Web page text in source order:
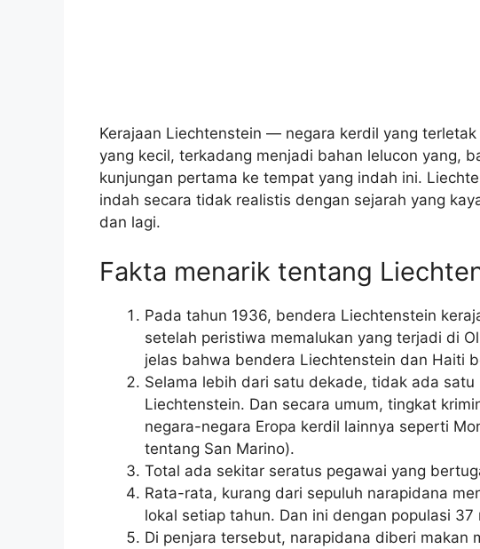
Kerajaan Liechtenstein — negara kerdil yang
yang kecil, terkadang menjadi bahan lelucon yang,
kunjungan pertama ke tempat yang indah ini.
indah secara tidak realistis dengan sejarah yang
dan lagi.
Fakta menarik tentang
Pada tahun 1936, bendera Liechtenstein
setelah peristiwa memalukan yang terjadi di
jelas bahwa bendera Liechtenstein dan Haiti
Selama lebih dari satu dekade, tidak ada
Liechtenstein. Dan secara umum, tingkat
negara-negara Eropa kerdil lainnya seperti
tentang San Marino).
Total ada sekitar seratus pegawai yang
Rata-rata, kurang dari sepuluh narapidana
lokal setiap tahun. Dan ini dengan populasi 37
Di penjara tersebut, narapidana diberi makan